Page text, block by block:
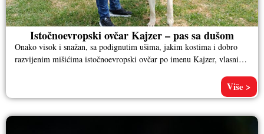
Istočnoevropski ovčar Kajzer – pas sa dušom
Onako visok i snažan, sa podignutim ušima, jakim kostima i dobro
razvijenim mišićima istočnoevropski ovčar po imenu Kajzer, vlasnika
Više >